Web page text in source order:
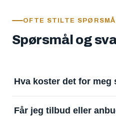
OFTE STILTE
Spørsmål og
Hva koster det for meg
å motta svar. Tjenesten
Får jeg tilbud eller